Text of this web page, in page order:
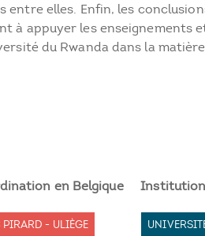
entre elles. Enfin, les
à appuyer les enseignements
du Rwanda dans la matière.
en Belgique
PIRARD - ULIÈGE